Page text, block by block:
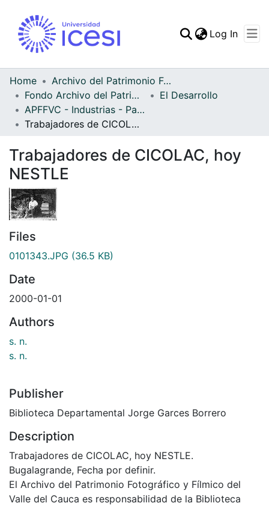
Statistics
Log In
Home
Archivo del Patrimonio Fotográfico y Fílmico del Valle del Cauca
Fondo Archivo del Patrimonio Fotográfico y Fílmico del Valle del Cauca
El Desarrollo
APFFVC - Industrias - Patrimonial
Trabajadores de CICOLAC, hoy NESTLE
Trabajadores de CICOLAC, hoy
NESTLE
Files
0101343.JPG (36.5 KB)
Date
2000-01-01
Authors
s. n.
s. n.
Publisher
Biblioteca Departamental Jorge Garces Borrero
Description
Trabajadores de CICOLAC, hoy NESTLE.
Bugalagrande, Fecha por definir.
El Archivo del Patrimonio Fotográfico y Fílmico del
Valle del Cauca es responsabilidad de la Biblioteca